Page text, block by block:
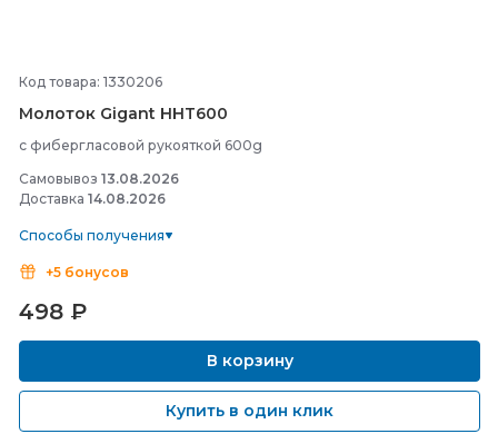
Код товара: 1330206
Молоток Gigant HHT600
с фибергласовой рукояткой 600g
Самовывоз 13.08.2026
Доставка 14.08.2026
Способы получения
+5 бонусов
498 ₽
В корзину
Купить в один клик